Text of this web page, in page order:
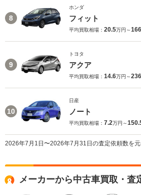
8
ホンダ
フィット
平均買取相場： 20.5万円～
9
トヨタ
アクア
平均買取相場： 14.6万円～236
10
日産
ノート
平均買取相場： 7.2万円～
2026年7月1日〜2026年7月31日の査定依頼数を元
メーカーから中古車買取・査